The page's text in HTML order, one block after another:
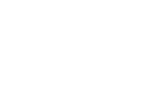
Eiskelleranlage der ehemaligen